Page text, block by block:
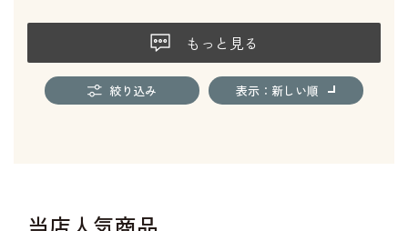
もっと見る
絞り込み 表示：新しい順